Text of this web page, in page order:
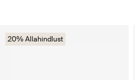
20% Allahindlust